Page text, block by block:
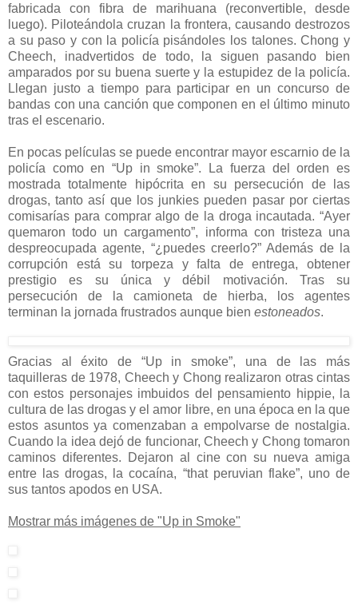
fabricada con fibra de marihuana (reconvertible, desde
luego). Piloteándola cruzan la frontera, causando destrozos
a su paso y con la policía pisándoles los talones. Chong y
Cheech, inadvertidos de todo, la siguen pasando bien
amparados por su buena suerte y la estupidez de la policía.
Llegan justo a tiempo para participar en un concurso de
bandas con una canción que componen en el último minuto
tras el escenario.
En pocas películas se puede encontrar mayor escarnio de la
policía como en “Up in smoke”. La fuerza del orden es
mostrada totalmente hipócrita en su persecución de las
drogas, tanto así que los junkies pueden pasar por ciertas
comisarías para comprar algo de la droga incautada. “Ayer
quemaron todo un cargamento”, informa con tristeza una
despreocupada agente, “¿puedes creerlo?” Además de la
corrupción está su torpeza y falta de entrega, obtener
prestigio es su única y débil motivación. Tras su
persecución de la camioneta de hierba, los agentes
terminan la jornada frustrados aunque bien estoneados.
Gracias al éxito de “Up in smoke”, una de las más
taquilleras de 1978, Cheech y Chong realizaron otras cintas
con estos personajes imbuidos del pensamiento hippie, la
cultura de las drogas y el amor libre, en una época en la que
estos asuntos ya comenzaban a empolvarse de nostalgia.
Cuando la idea dejó de funcionar, Cheech y Chong tomaron
caminos diferentes. Dejaron al cine con su nueva amiga
entre las drogas, la cocaína, “that peruvian flake”, uno de
sus tantos apodos en USA.
Mostrar más imágenes de "Up in Smoke"